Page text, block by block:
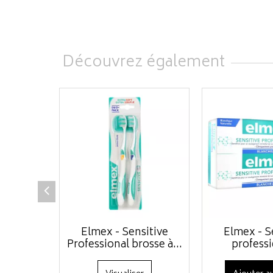
Découvrez également
Elmex - Sensitive
Professional brosse à...
Elmex -